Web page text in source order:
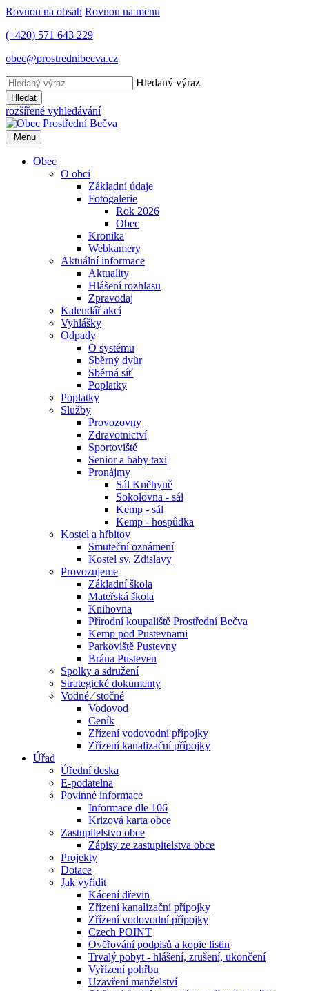
Rovnou na obsah Rovnou na menu
(+420) 571 643 229
obec@prostrednibecva.cz
Hledaný výraz
Hledat
rozšířené vyhledávání
Menu
Obec
O obci
Základní údaje
Fotogalerie
Rok 2026
Obec
Kronika
Webkamery
Aktuální informace
Aktuality
Hlášení rozhlasu
Zpravodaj
Kalendář akcí
Vyhlášky
Odpady
O systému
Sběrný dvůr
Sběrná síť
Poplatky
Poplatky
Služby
Provozovny
Zdravotnictví
Sportoviště
Senior a baby taxi
Pronájmy
Sál Kněhyně
Sokolovna - sál
Kemp - sál
Kemp - hospůdka
Kostel a hřbitov
Smuteční oznámení
Kostel sv. Zdislavy
Provozujeme
Základní škola
Mateřská škola
Knihovna
Přírodní koupaliště Prostřední Bečva
Kemp pod Pustevnami
Parkoviště Pustevny
Brána Pusteven
Spolky a sdružení
Strategické dokumenty
Vodné ⁄ stočné
Vodovod
Ceník
Zřízení vodovodní přípojky
Zřízení kanalizační přípojky
Úřad
Úřední deska
E-podatelna
Povinné informace
Informace dle 106
Krizová karta obce
Zastupitelstvo obce
Zápisy ze zastupitelstva obce
Projekty
Dotace
Jak vyřídit
Kácení dřevin
Zřízení kanalizační přípojky
Zřízení vodovodní přípojky
Czech POINT
Ověřování podpisů a kopie listin
Trvalý pobyt - hlášení, zrušení, ukončení
Vyřízení pohřbu
Uzavření manželství